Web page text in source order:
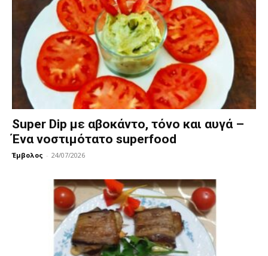
Super Dip με αβοκάντο, τόνο και αυγά –
Ένα νοστιμότατο superfood
Έμβολος - 24/07/2026